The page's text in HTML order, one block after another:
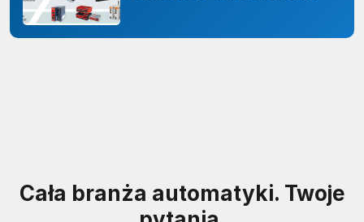
Cała branża automatyki. Twoje